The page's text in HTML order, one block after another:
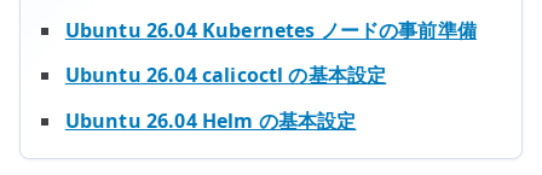
Ubuntu 26.04 Kubernetes ノードの事前準備
Ubuntu 26.04 calicoctl の基本設定
Ubuntu 26.04 Helm の基本設定